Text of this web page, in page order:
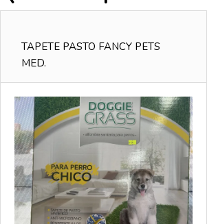
TAPETE PASTO FANCY PETS
MED.